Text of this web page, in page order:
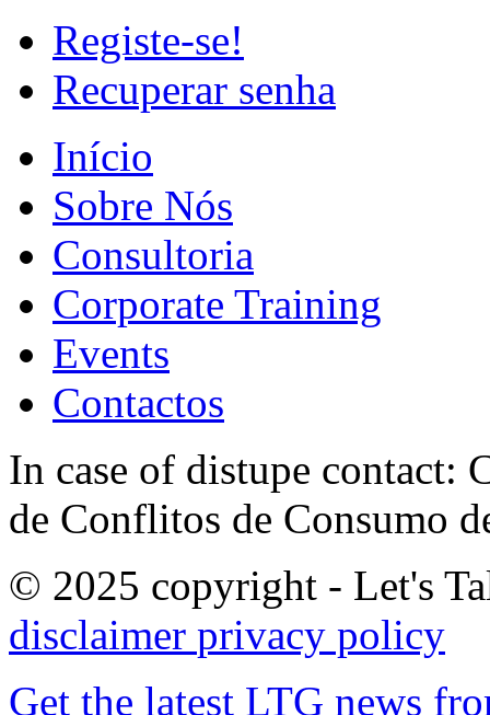
Registe-se!
Recuperar senha
Início
Sobre Nós
Consultoria
Corporate Training
Events
Contactos
In case of distupe contact:
de Conflitos de Consumo
© 2025 copyright - Let's
disclaimer privacy policy
Get the latest LTG news